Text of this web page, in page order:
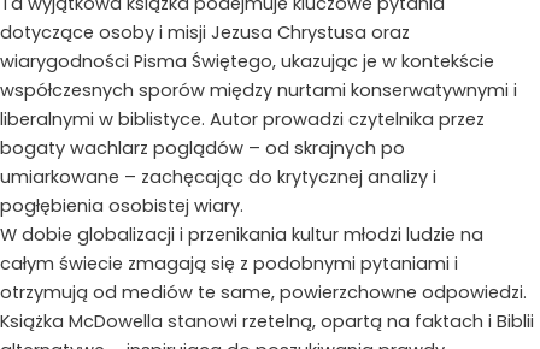
dotyczące osoby i misji Jezusa Chrystusa oraz
wiarygodności Pisma Świętego, ukazując je w kontekście
współczesnych sporów między nurtami konserwatywnymi i
liberalnymi w biblistyce. Autor prowadzi czytelnika przez
bogaty wachlarz poglądów – od skrajnych po
umiarkowane – zachęcając do krytycznej analizy i
pogłębienia osobistej wiary.
W dobie globalizacji i przenikania kultur młodzi ludzie na
całym świecie zmagają się z podobnymi pytaniami i
otrzymują od mediów te same, powierzchowne odpowiedzi.
Książka McDowella stanowi rzetelną, opartą na faktach i Biblii